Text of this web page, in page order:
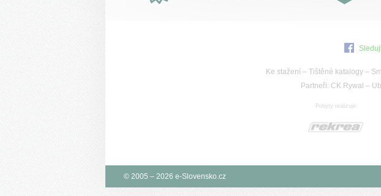
Ke stažení– Tištěné katalogy–
Partneři: CK Rywal –
Pobyty realizuje
© 2005 – 2026 e-Slovensko.cz